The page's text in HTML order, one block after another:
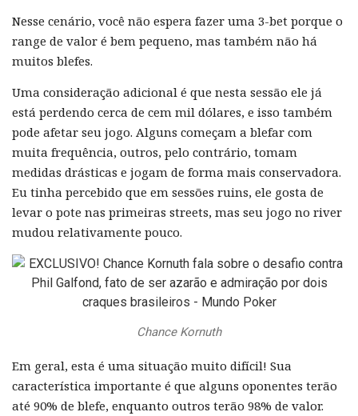
Nesse cenário, você não espera fazer uma 3-bet porque o
range de valor é bem pequeno, mas também não há
muitos blefes.
Uma consideração adicional é que nesta sessão ele já
está perdendo cerca de cem mil dólares, e isso também
pode afetar seu jogo. Alguns começam a blefar com
muita frequência, outros, pelo contrário, tomam
medidas drásticas e jogam de forma mais conservadora.
Eu tinha percebido que em sessões ruins, ele gosta de
levar o pote nas primeiras streets, mas seu jogo no river
mudou relativamente pouco.
Chance Kornuth
Em geral, esta é uma situação muito difícil! Sua
característica importante é que alguns oponentes terão
até 90% de blefe, enquanto outros terão 98% de valor.